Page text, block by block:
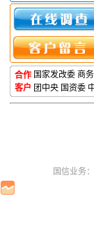
合作
客户
国家发改委 商
团中央 国资委
国信业务：